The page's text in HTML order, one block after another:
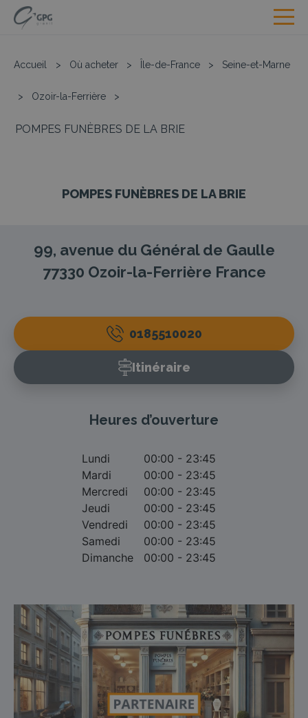
Accueil > Où acheter > Île-de-France > Seine-et-Marne
> Ozoir-la-Ferrière >
POMPES FUNÈBRES DE LA BRIE
POMPES FUNÈBRES DE LA BRIE
99, avenue du Général de Gaulle
77330 Ozoir-la-Ferrière France
0185510020
Itinéraire
Heures d’ouverture
Lundi
00:00 - 23:45
Mardi
00:00 - 23:45
Mercredi
00:00 - 23:45
Jeudi
00:00 - 23:45
Vendredi
00:00 - 23:45
Samedi
00:00 - 23:45
Dimanche
00:00 - 23:45